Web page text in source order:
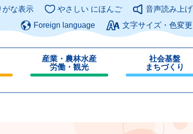
このページの本文へ
がな表示 やさしい にほんご
音声読み上げ
Foreign language
文字サイズ・色変更
産業・農林水産
労働・観光
じ
社会基盤
まちづくり
じ